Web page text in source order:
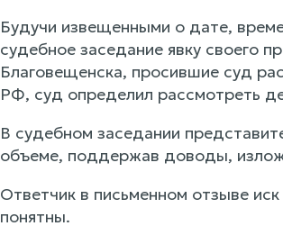
Будучи извещенными о дате,
судебное заседание явку своего
Благовещенска, просившие суд
РФ, суд определил рассмотреть
В судебном заседании
объеме, поддержав доводы,
Ответчик в письменном отзыве
понятны.